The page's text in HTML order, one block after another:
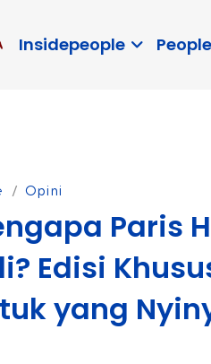
Insidepeople
Opini
Paris
Edisi
yang